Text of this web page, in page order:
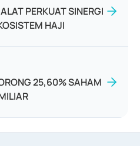
PERKUAT SINERGI
HAJI
25,60% SAHAM